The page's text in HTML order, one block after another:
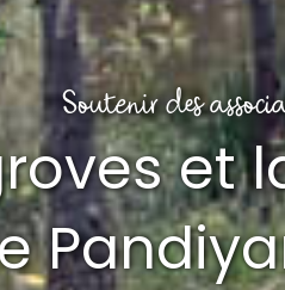
Soutenir des
et